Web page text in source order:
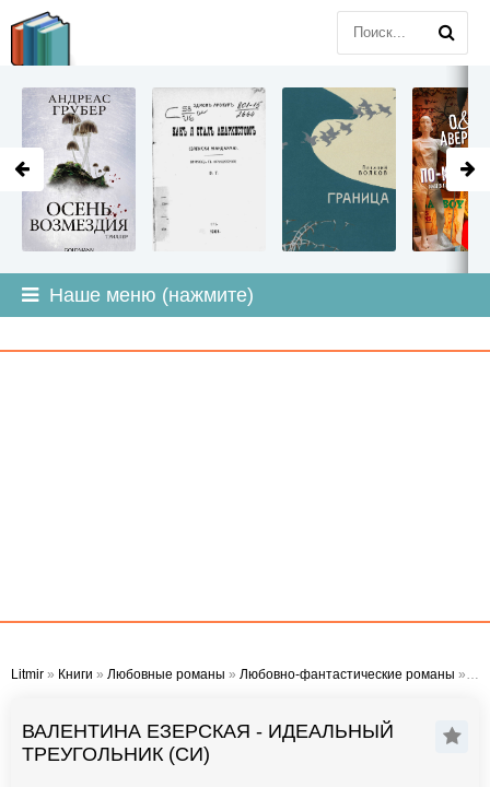
Наше меню (нажмите)
Litmir » Книги » Любовные романы » Любовно-фантастические романы » Валентина Езерская - Идеальный треугольник (СИ)
ВАЛЕНТИНА ЕЗЕРСКАЯ - ИДЕАЛЬНЫЙ
ТРЕУГОЛЬНИК (СИ)
LITMIR.ORG